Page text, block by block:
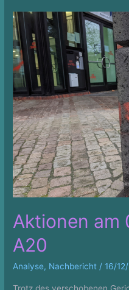
Aktionen am
A20
Analyse, Nachbericht / 16/